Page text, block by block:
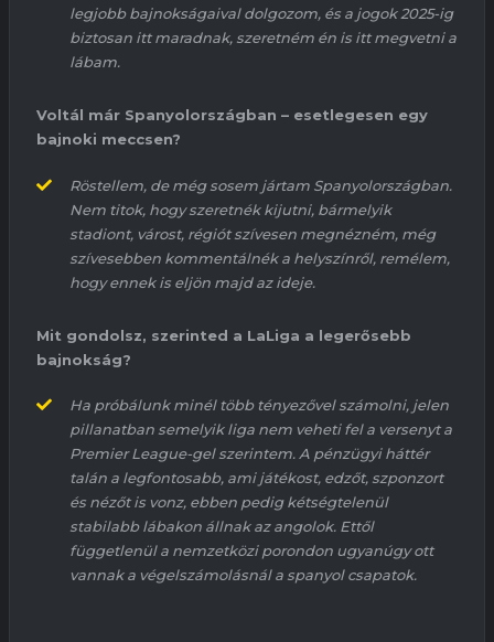
legjobb bajnokságaival dolgozom, és a jogok 2025-ig
biztosan itt maradnak, szeretném én is itt megvetni a
lábam.
Voltál már Spanyolországban – esetlegesen egy
bajnoki meccsen?
Röstellem, de még sosem jártam Spanyolországban.
Nem titok, hogy szeretnék kijutni, bármelyik
stadiont, várost, régiót szívesen megnézném, még
szívesebben kommentálnék a helyszínről, remélem,
hogy ennek is eljön majd az ideje.
Mit gondolsz, szerinted a LaLiga a legerősebb
bajnokság?
Ha próbálunk minél több tényezővel számolni, jelen
pillanatban semelyik liga nem veheti fel a versenyt a
Premier League-gelszerintem. A pénzügyi háttér
talán a legfontosabb, ami játékost, edzőt, szponzort
és nézőt is vonz, ebben pedig kétségtelenül
stabilabb lábakon állnak az angolok. Ettől
függetlenül a nemzetközi porondon ugyanúgy ott
vannak a végelszámolásnál a spanyol csapatok.